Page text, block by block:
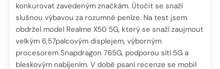
konkurovat zavedeným značkám. Útočit se snaží
slušnou výbavou za rozumné peníze. Na test jsem
obdržel model Realme X50 5G, který se snaží zaujmout
velkým 6,57palcovým displejem, výborným
procesorem Snapdragon 765G, podporou sítí 5G a
bleskovým nabíjením. V době psaní recenze se mobil